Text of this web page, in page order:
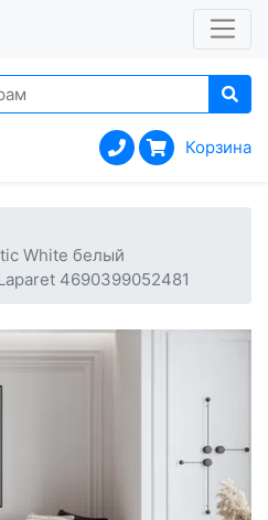
Корзина
White белый
4690399052481